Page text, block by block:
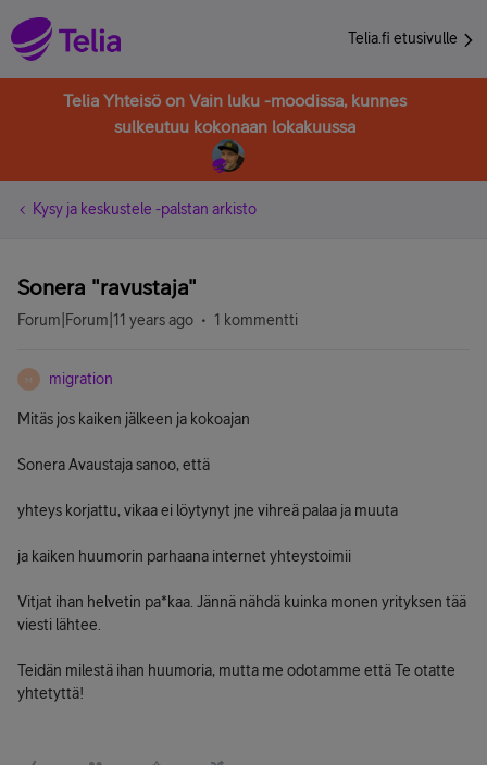
Telia.fi etusivulle
Telia Yhteisö on Vain luku -moodissa, kunnes
sulkeutuu kokonaan lokakuussa
Kysy ja keskustele -palstan arkisto
Sonera "ravustaja"
Forum|Forum|11 years ago 1 kommentti
M migration
Mitäs jos kaiken jälkeen ja kokoajan
Sonera Avaustaja sanoo, että
yhteys korjattu, vikaa ei löytynyt jne vihreä palaa ja muuta
ja kaiken huumorin parhaana internet yhteystoimii
Vitjat ihan helvetin pa*kaa. Jännä nähdä kuinka monen yrityksen tää
viesti lähtee.
Teidän milestä ihan huumoria, mutta me odotamme että Te otatte
yhtetyttä!